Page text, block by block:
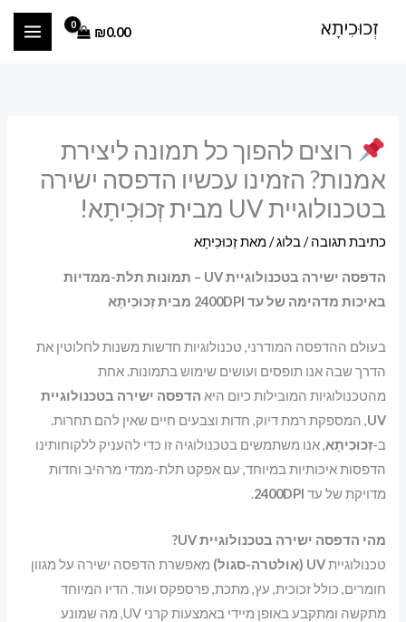
לתוכן
₪0.00
רוצים להפוך כל תמונה ליצירת
אמנות? הזמינו עכשיו הדפסה ישירה
בטכנולוגיית UV מבית זְכוּכִיתָא!
כתיבת תגובה /בלוג/ מאתזְכוּכִיתָא
הדפסה ישירה בטכנולוגיית UV – תמונות תלת-ממדיות
באיכות מדהימה של עד 2400DPI מבית זְכוּכִיתָא
בעולם ההדפסה המודרני, טכנולוגיות חדשות משנות לחלוטין את
הדרך שבה אנו תופסים ועושים שימוש בתמונות. אחת
מהטכנולוגיות המובילות כיום היא הדפסה ישירה בטכנולוגיית
UV, המספקת רמת דיוק, חדות וצבעים חיים שאין להם תחרות.
ב-זְכוּכִיתָא, אנו משתמשים בטכנולוגיה זו כדי להעניק ללקוחותינו
הדפסות איכותיות במיוחד, עם אפקט תלת-ממדי מרהיב וחדות
מדויקת של עד 2400DPI
.
מהי הדפסה ישירה בטכנולוגיית UV?
טכנולוגייתUV (אולטרה-סגול)
מאפשרת הדפסה ישירה על מגוון
חומרים, כולל זכוכית, עץ, מתכת, פרספקס ועוד. הדיו המיוחד
מתקשה ומתקבע באופן מיידי באמצעות קרני UV, מה שמונע